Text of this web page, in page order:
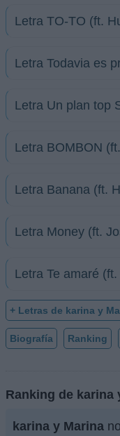
Letra TO-TO (ft.
Letra Todavia es
Letra Un plan top
Letra BOMBON
Letra Banana (ft.
Letra Money (ft.
Letra Te amaré
+ Letras de karina y
Biografía Ranking
Ranking de karina
karina y Marina